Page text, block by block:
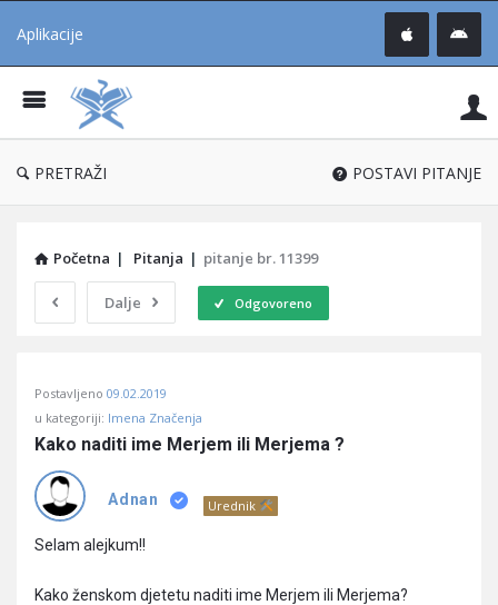
Aplikacije
®
PRETRAŽI POSTAVI PITANJE
Početna | Pitanja | pitanje br. 11399
Dalje Odgovoreno
Učene
Latest
Pitanja
Postavljeno 09.02.2019
u kategoriji: Imena Značenja
Kako naditi ime Merjem ili Merjema ?
Adnan Urednik
Selam alejkum!!
Kako ženskom djetetu naditi ime Merjem ili Merjema?